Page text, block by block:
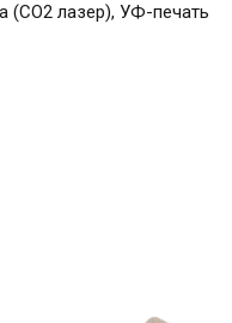
(CO2 лазер), УФ-печать